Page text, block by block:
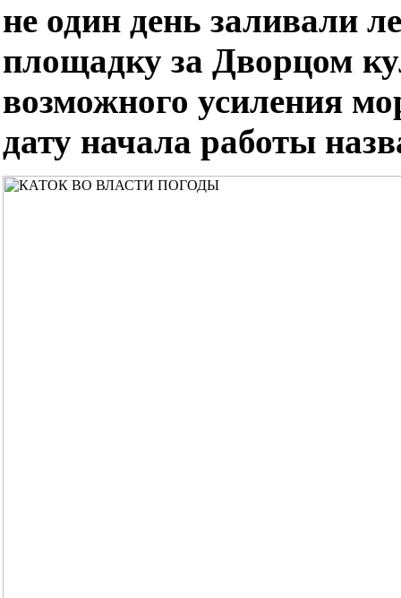
не один день заливали
площадку за Дворцом
возможного усиления
дату начала работы